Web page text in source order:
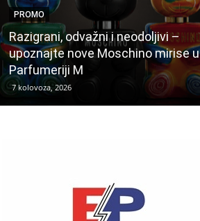
PROMO
Razigrani, odvažni i neodoljivi –
upoznajte nove Moschino mirise u
Parfumeriji M
7 kolovoza, 2026